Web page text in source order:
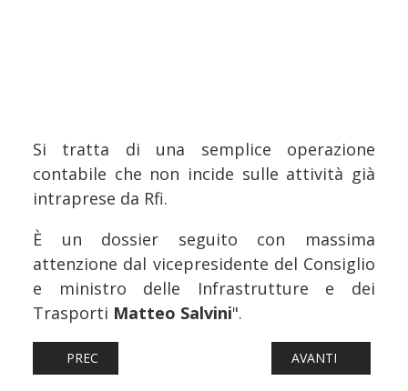
Si tratta di una semplice operazione
contabile che non incide sulle attività già
intraprese da Rfi.
È un dossier seguito con massima
attenzione dal vicepresidente del Consiglio
e ministro delle Infrastrutture e dei
Trasporti Matteo Salvini".
ARTICOLO PRECEDENTE: FERROVIE: TFT, BILANCIO
PREC ARTICOLO
AVANTI